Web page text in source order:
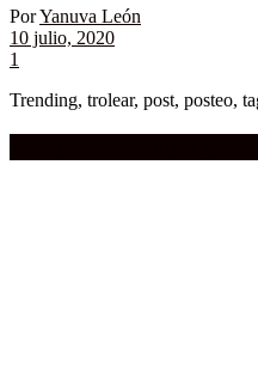
PorYanuva León
10 julio, 2020
1
Trending, trolear, post, posteo,